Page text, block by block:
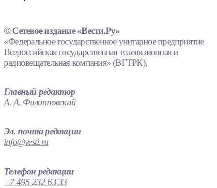
© Сетевое издание «Вести.Ру»
«Федеральное государственное унитарное предприятие
Всероссийская государственная телевизионная и
радиовещательная компания» (ВГТРК).
Главный редактор
А. А. Филипповский
Эл. почта редакции
info@vesti.ru
Телефон редакции
+7 495 232 63 33